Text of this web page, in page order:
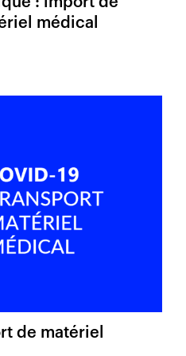
médical
de matériel